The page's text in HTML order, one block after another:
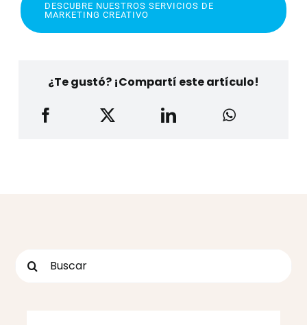
DESCUBRE NUESTROS SERVICIOS DE
MARKETING CREATIVO
¿Te gustó? ¡Compartí este artículo!